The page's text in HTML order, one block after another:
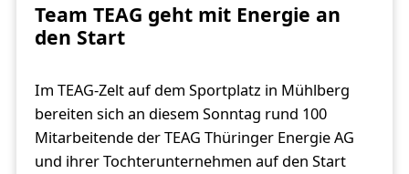
Team TEAG geht mit Energie an
den Start
Im TEAG-Zelt auf dem Sportplatz in Mühlberg
bereiten sich an diesem Sonntag rund 100
Mitarbeitende der TEAG Thüringer Energie AG
und ihrer Tochterunternehmen auf den Start